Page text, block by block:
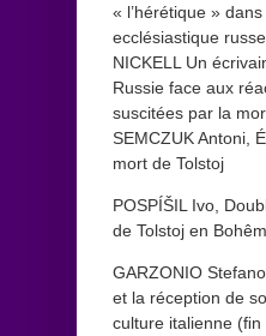
« l’hérétique »
ecclésiastique russe
NICKELL Un
Russie face aux
suscitées par la
SEMCZUK Antoni,
mort de Tolstoj
POSPÍŠIL Ivo,
de Tolstoj en
GARZONIO
et la réception de
culture italienne